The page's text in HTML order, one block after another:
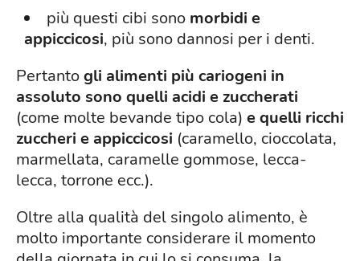
più questi cibi sono morbidi e
appiccicosi, più sono dannosi per i denti.
Pertantogli alimenti più cariogeni in
assoluto sono quelli acidi e zuccherati
(come molte bevande tipo cola) e quelli ricchi
zuccheri e appiccicosi (caramello, cioccolata,
marmellata, caramelle gommose, lecca-
lecca, torrone ecc.).
Oltre alla qualità del singolo alimento, è
molto importante considerare il momento